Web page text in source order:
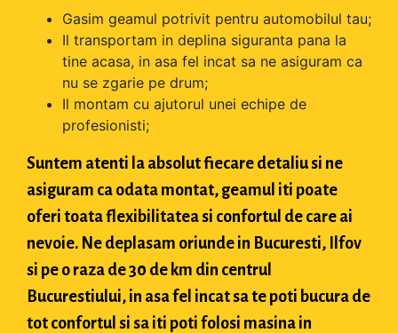
Gasim geamul potrivit pentru automobilul tau;
Il transportam in deplina siguranta pana la
tine acasa, in asa fel incat sa ne asiguram ca
nu se zgarie pe drum;
Il montam cu ajutorul unei echipe de
profesionisti;
Suntem atenti la absolut fiecare detaliu si ne
asiguram ca odata montat, geamul iti poate
oferi toata flexibilitatea si confortul de care ai
nevoie. Ne deplasam oriunde in Bucuresti, Ilfov
si pe o raza de 30 de km din centrul
Bucurestiului, in asa fel incat sa te poti bucura de
tot confortul si sa iti poti folosi masina in